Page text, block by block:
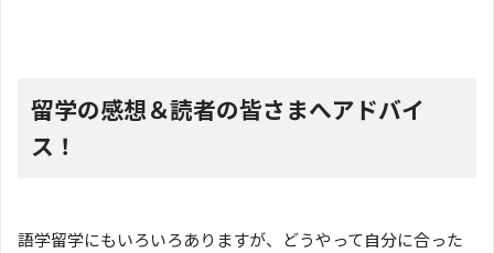
留学の感想＆読者の皆さまへアドバイ
ス！
語学留学にもいろいろありますが、どうやって自分に合った